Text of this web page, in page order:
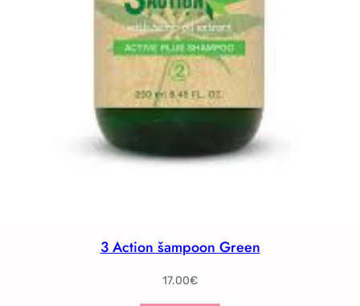
3 Action šampoon Green
17.00€